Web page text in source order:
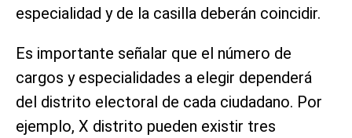
especialidad y de la casilla deberán coincidir.
Es importante señalar que el número de
cargos y especialidades a elegir dependerá
del distrito electoral de cada ciudadano. Por
ejemplo, X distrito pueden existir tres